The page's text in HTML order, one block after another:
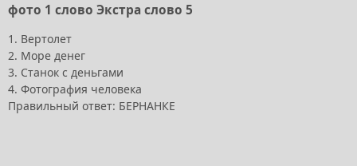
фото 1 слово Экстра слово 5
1. Вертолет
2. Море денег
3. Станок с деньгами
4. Фотография человека
Правильный ответ: БЕРНАНКЕ